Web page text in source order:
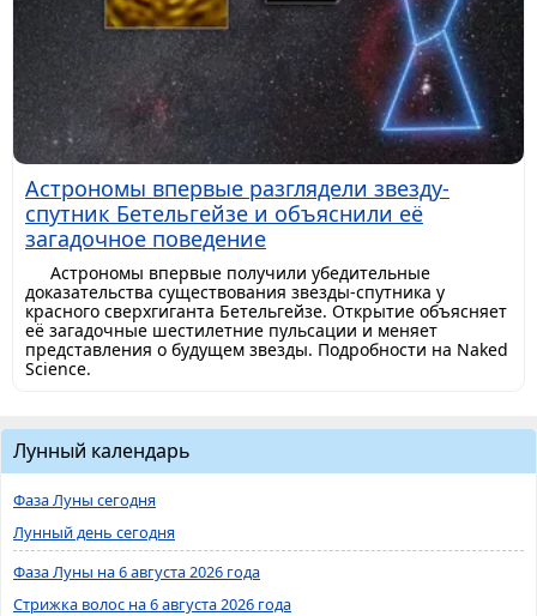
Астрономы впервые разглядели звезду-
спутник Бетельгейзе и объяснили её
загадочное поведение
Астрономы впервые получили убедительные
доказательства существования звезды-спутника у
красного сверхгиганта Бетельгейзе. Открытие объясняет
её загадочные шестилетние пульсации и меняет
представления о будущем звезды. Подробности на Naked
Science.
Лунный календарь
Фаза Луны сегодня
Лунный день сегодня
Фаза Луны на 6 августа 2026 года
Стрижка волос на 6 августа 2026 года